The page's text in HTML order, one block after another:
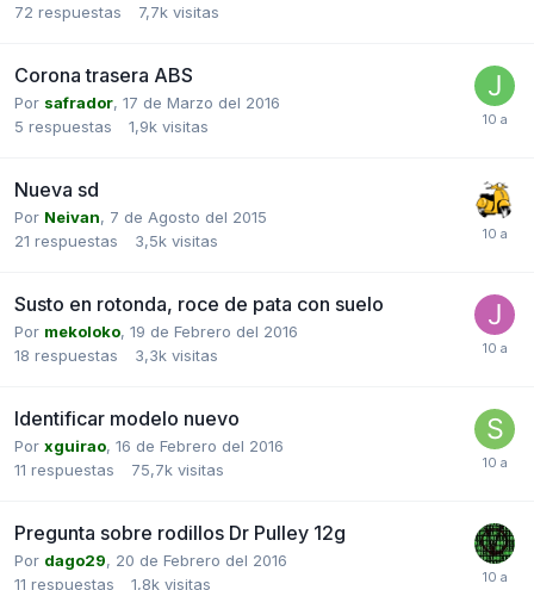
72 respuestas 7,7k visitas
Corona trasera ABS
Por safrador, 17 de Marzo del 2016
5 respuestas 1,9k visitas
Nueva sd
Por Neivan, 7 de Agosto del 2015
21 respuestas 3,5k visitas
Susto en rotonda, roce de pata con suelo
Por mekoloko, 19 de Febrero del 2016
18 respuestas 3,3k visitas
Identificar modelo nuevo
Por xguirao, 16 de Febrero del 2016
11 respuestas 75,7k visitas
Pregunta sobre rodillos Dr Pulley 12g
Por dago29, 20 de Febrero del 2016
11 respuestas 1,8k visitas